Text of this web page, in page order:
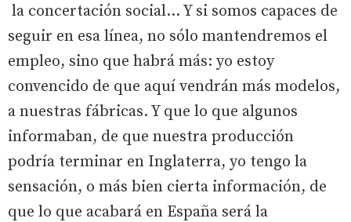
la concertación social... Y si somos capaces de
seguir en esa línea, no sólo mantendremos el
empleo, sino que habrá más: yo estoy
convencido de que aquí vendrán más modelos,
a nuestras fábricas. Y que lo que algunos
informaban, de que nuestra producción
podría terminar en Inglaterra, yo tengo la
sensación, o más bien cierta información, de
que lo que acabará en España será la